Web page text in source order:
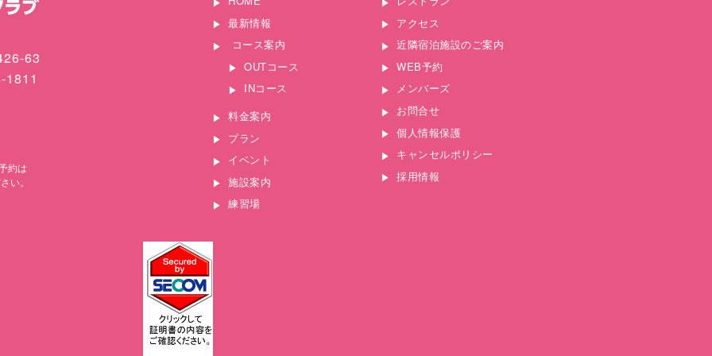
63
1811
約は
い。
最新情報
コース案内
OUTコース
INコース
料金案内
プラン
イベント
施設案内
練習場
アクセス
近隣宿泊施設のご案内
WEB予約
メンバーズ
お問合せ
個人情報保護
キャンセルポリシー
採用情報